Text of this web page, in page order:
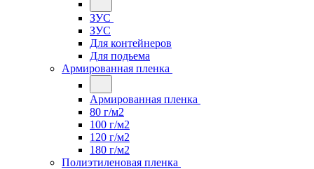
ЗУС
ЗУС
Для контейнеров
Для подьема
Армированная пленка
Армированная пленка
80 г/м2
100 г/м2
120 г/м2
180 г/м2
Полиэтиленовая пленка